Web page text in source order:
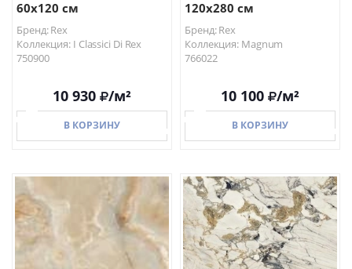
60x120 см
Бренд: Rex
Коллекция: I Classici Di Rex
750900
10 930 /м²
В КОРЗИНУ
В КОРЗИНУ
120x280 см
Бренд: Rex
Коллекция: Magnum
766022
10 100 /м²
В КОРЗИНУ
В КОРЗИНУ